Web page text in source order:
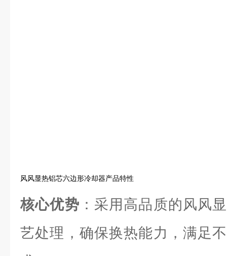
风风显热铝芯六边形冷却器产品特性
核心优势 ：采用高品质的风风
艺处理，确保换热能力，满足